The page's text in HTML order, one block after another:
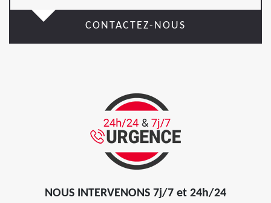
CONTACTEZ-NOUS
NOUS INTERVENONS 7j/7 et 24h/24